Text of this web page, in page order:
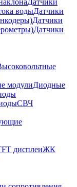
Датчики
водыДатчики
Датчики
Датчики
модулиДиодные
СВЧ
дисплеиЖК